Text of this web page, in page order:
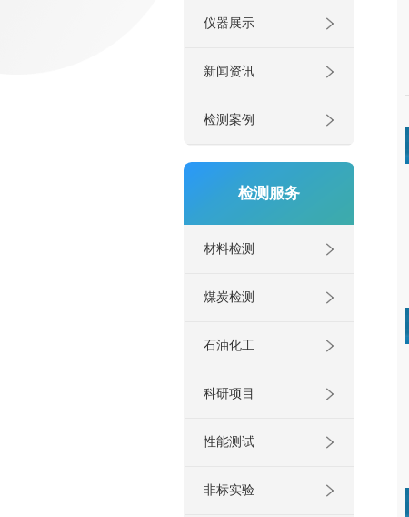
仪器展示
新闻资讯
检测案例
检测服务
材料检测
煤炭检测
石油化工
科研项目
性能测试
非标实验